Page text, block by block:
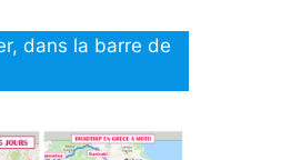
dans la barre de